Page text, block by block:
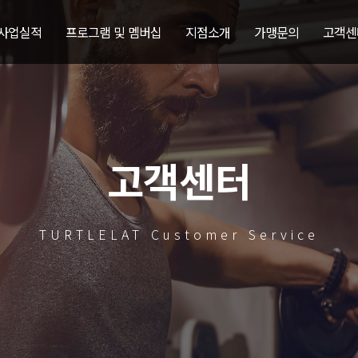
업실적 프로그램 및 멤버십 지점소개 가맹문의 고객
고객센터
TURTLELAT Customer Service